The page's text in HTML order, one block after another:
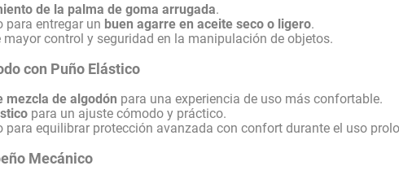
de la palma de goma arrugada.
para entregar un buen agarre en aceite seco o ligero.
mayor control y seguridad en la manipulación de objetos.
con Puño Elástico
mezcla de algodón para una experiencia de uso más confortable.
para un ajuste cómodo y práctico.
para equilibrar protección avanzada con confort durante el uso
Mecánico